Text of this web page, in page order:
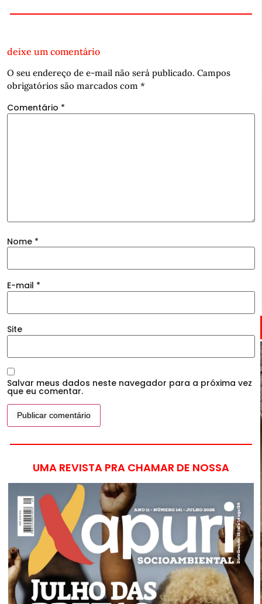
deixe um comentário
O seu endereço de e-mail não será publicado. Campos
obrigatórios são marcados com *
Comentário *
Nome *
E-mail *
Site
Salvar meus dados neste navegador para a próxima vez
que eu comentar.
UMA REVISTA PRA CHAMAR DE NOSSA